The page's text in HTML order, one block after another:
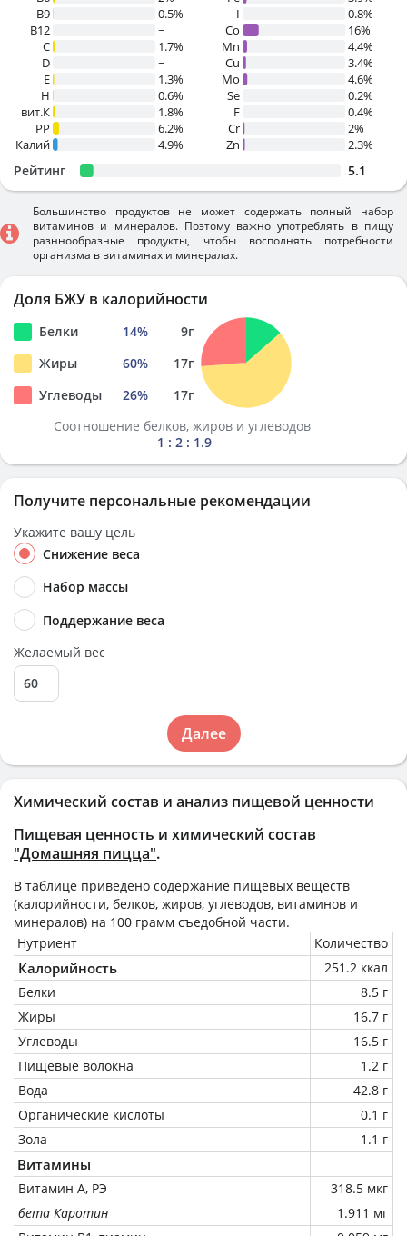
Химический состав и анализ пищевой ценности
Пищевая ценность и химический состав
"Домашняя пицца".
В таблице приведено содержание пищевых веществ
(калорийности, белков, жиров, углеводов, витаминов и
минералов) на 100 грамм съедобной части.
Нутриент
Количество
Калорийность
251.2 ккал
Белки
8.5 г
Жиры
16.7 г
Углеводы
16.5 г
Пищевые волокна
1.2 г
Вода
42.8 г
Органические кислоты
0.1 г
Зола
1.1 г
Витамины
Витамин А, РЭ
318.5 мкг
бета Каротин
1.911 мг
B9
0.5%
B12
~
C
1.7%
D
~
E
1.3%
H
0.6%
вит.К
1.8%
PP
6.2%
Калий
4.9%
I
0.8%
Co
16%
Mn
4.4%
Cu
3.4%
Mo
4.6%
Se
0.2%
F
0.4%
Cr
2%
Zn
2.3%
Рейтинг 5.1
Большинство продуктов не может содержать полный набор
витаминов и минералов. Поэтому важно употреблять в пищу
разннообразные продукты, чтобы восполнять потребности
организма в витаминах и минералах.
Доля БЖУ в калорийности
Белки 14% 9г
Жиры
60% 17г
Углеводы
26% 17г
Соотношение белков, жиров и углеводов
1 : 2 : 1.9
Получите персональные рекомендации
Укажите вашу цель
Снижение веса
Набор массы
Поддержание веса
Желаемый вес
Далее